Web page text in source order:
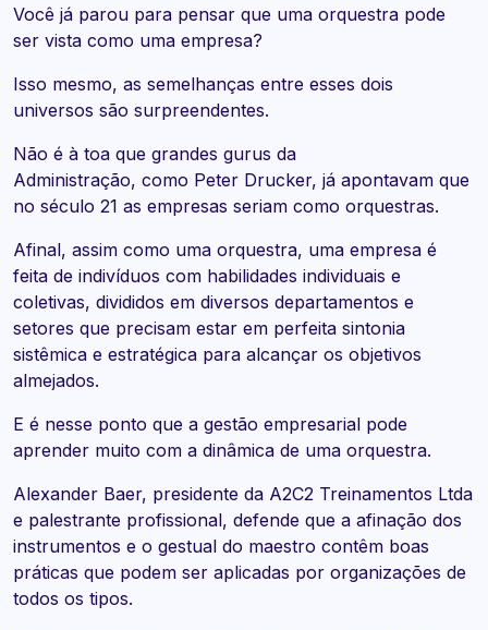
Você já parou para pensar que uma orquestra pode
ser vista como uma empresa?
Isso mesmo, as semelhanças entre esses dois
universos são surpreendentes.
Não é à toa que grandes gurus da
Administração, como Peter Drucker, já apontavam que
no século 21 as empresas seriam como orquestras.
Afinal, assim como uma orquestra, uma empresa é
feita de indivíduos com habilidades individuais e
coletivas, divididos em diversos departamentos e
setores que precisam estar em perfeita sintonia
sistêmica e estratégica para alcançar os objetivos
almejados.
E é nesse ponto que a gestão empresarial pode
aprender muito com a dinâmica de uma orquestra.
Alexander Baer, presidente da A2C2 Treinamentos Ltda
e palestrante profissional, defende que a afinação dos
instrumentos e o gestual do maestro contêm boas
práticas que podem ser aplicadas por organizações de
todos os tipos.